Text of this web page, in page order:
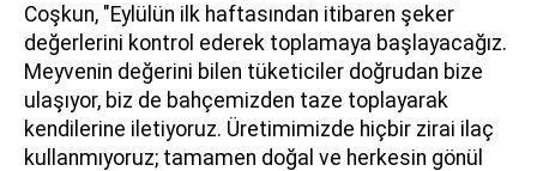
Coşkun, "Eylülün ilk haftasından itibaren şeker
değerlerini kontrol ederek toplamaya başlayacağız.
Meyvenin değerini bilen tüketiciler doğrudan bize
ulaşıyor, biz de bahçemizden taze toplayarak
kendilerine iletiyoruz. Üretimimizde hiçbir zirai ilaç
kullanmıyoruz; tamamen doğal ve herkesin gönül